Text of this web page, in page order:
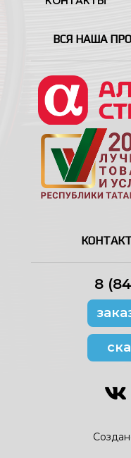
ВСЯ НАША
8